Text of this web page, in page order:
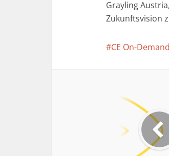
Grayling
Zukunftsvision
CE On-Demand